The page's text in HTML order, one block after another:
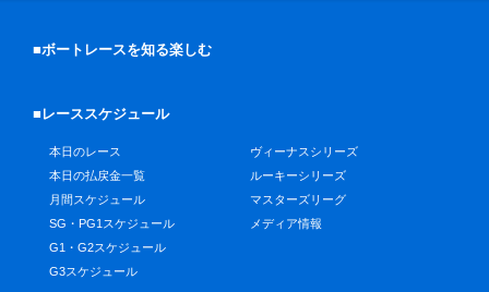
■ボートレースを知る楽しむ
■レーススケジュール
本日のレース
本日の払戻金一覧
月間スケジュール
SG・PG1スケジュール
G1・G2スケジュール
G3スケジュール
ヴィーナスシリーズ
ルーキーシリーズ
マスターズリーグ
メディア情報